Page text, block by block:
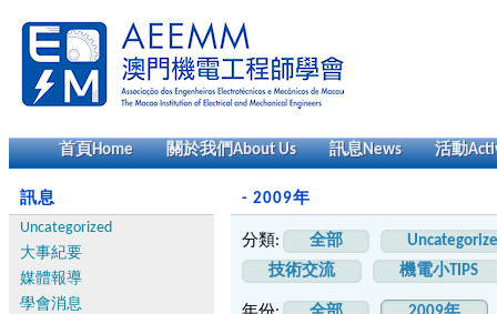
首頁Home 關於我們About Us 訊息News 活動
訊息
Uncategorized
大事紀要
媒體報導
學會消息
- 2009年
分類: 全部
技術交流
機電小TIPS